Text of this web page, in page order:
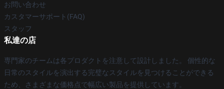
お問い合わせ
カスタマーサポート(FAQ)
スタッフ
私達の店
専門家のチームは各プロダクトを注意して設計しました。 個性的な
日常のスタイルを演出する完璧なスタイルを見つけることができる
ため、さまざまな価格点で幅広い製品を提供しています。